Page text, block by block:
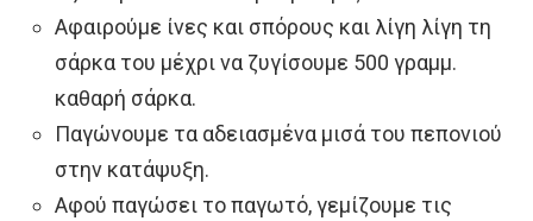
Αφαιρούμε ίνες και σπόρους και λίγη λίγη τη
σάρκα του μέχρι να ζυγίσουμε 500 γραμμ.
καθαρή σάρκα.
Παγώνουμε τα αδειασμένα μισά του πεπονιού
στην κατάψυξη.
Αφού παγώσει το παγωτό, γεμίζουμε τις